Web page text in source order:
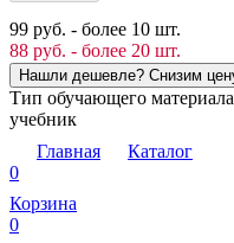
99 руб. - более 10 шт.
88 руб. - более 20 шт.
Тип обучающего материала
учебник
Главная
Каталог
0
Корзина
0